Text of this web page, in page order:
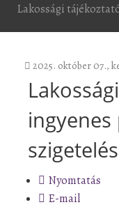
Lakossági
2025. október 07.,
Nyomtatás
E-mail